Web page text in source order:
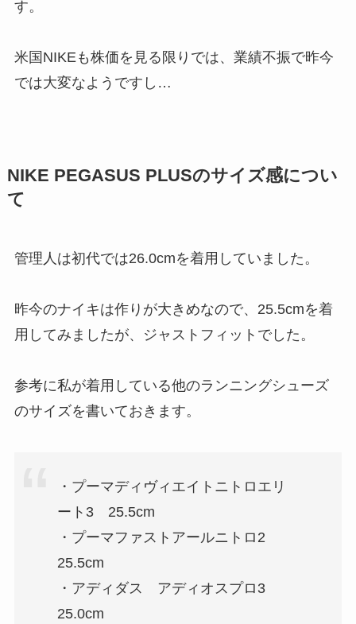
す。
米国NIKEも株価を見る限りでは、業績不振で昨今
では大変なようですし…
NIKE PEGASUS PLUSのサイズ感につい
て
管理人は初代では26.0cmを着用していました。
昨今のナイキは作りが大きめなので、25.5cmを着
用してみましたが、ジャストフィットでした。
参考に私が着用している他のランニングシューズ
のサイズを書いておきます。
・プーマディヴィエイトニトロエリ
ート3 25.5cm
・プーマファストアールニトロ2
25.5cm
・アディダス アディオスプロ3
25.0cm